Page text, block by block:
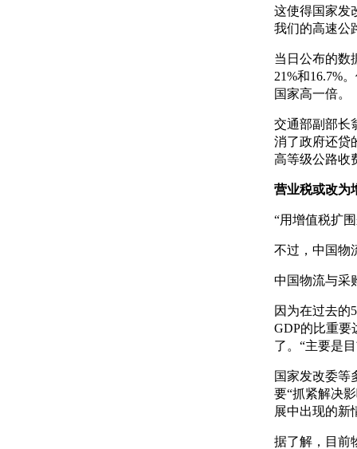
这使得国家发
我们的高速公
当日公布的数
21%和16.7%
国家高一倍。
交通部副部长
消了政府还贷
高等级公路收
营业税或改为
“用增值税扩
不过，中国物
中国物流与采
因为在过去的
GDP的比重要
了。“主要是
国家发改委等
要“抓紧解决
展中出现的新
据了解，目前
关键字